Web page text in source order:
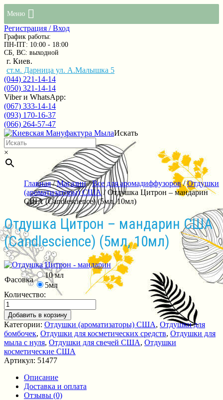
Меню
Регистрация / Вход
График работы:
ПН-ПТ: 10:00 - 18:00
СБ, ВС: выходной
г. Киев.
ст.м. Дарница ул. А.Малышка 5
(044) 221-14-14
(050) 321-14-14
Viber и WhatsApp:
(067) 333-14-14
(093) 170-16-37
(066) 264-57-47
Искать
×
Главная/Магазин/Все для аромадиффузоров/Отдушки
(ароматизаторы) США/ Отдушка Цитрон – мандарин
США (Сandlescience) (5мл, 10мл)
Отдушка Цитрон – мандарин США
(Сandlescience) (5мл, 10мл)
Фасовка
10 мл
5мл
Количество:
Добавить в корзину
Категории: Отдушки (ароматизаторы) США, Отдушки для
бомбочек, Отдушки для косметических средств, Отдушки для
мыла с нуля, Отдушки для свечей США, Отдушки
косметические США
Артикул: 51477
Описание
Доставка и оплата
Отзывы (0)